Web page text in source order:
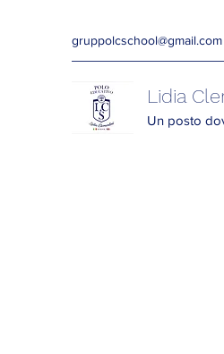
gruppolcschool@gmail.com
Lidia
Un posto